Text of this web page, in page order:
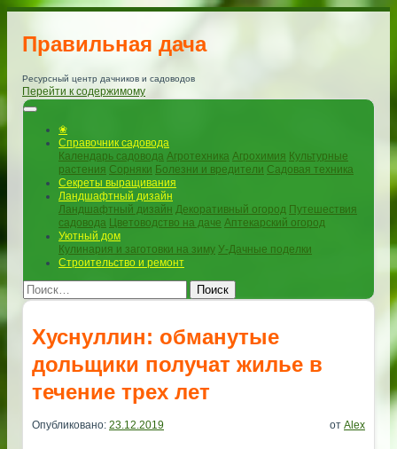
Правильная дача
Ресурсный центр дачников и садоводов
Перейти к содержимому
❀
Справочник садовода
Календарь садовода Агротехника Агрохимия Культурные
растения Сорняки Болезни и вредители Садовая техника
Секреты выращивания
Ландшафтный дизайн
Ландшафтный дизайн Декоративный огород Путешествия
садовода Цветоводство на даче Аптекарский огород
Уютный дом
Кулинария и заготовки на зиму У-Дачные поделки
Строительство и ремонт
Поиск
Хуснуллин: обманутые
дольщики получат жилье в
течение трех лет
Опубликовано: 23.12.2019 от Alex